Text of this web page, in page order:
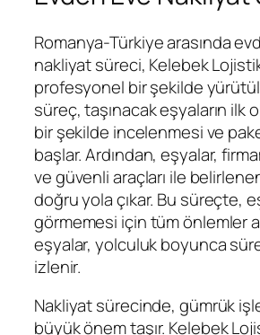
Romanya-Türkiye arasında
nakliyat süreci, Kelebek
profesyonel bir şekilde
süreç, taşınacak eşyaların ilk
bir şekilde incelenmesi ve
başlar. Ardından, eşyalar,
ve güvenli araçları ile
doğru yola çıkar. Bu süreçte,
görmemesi için tüm önlemler
eşyalar, yolculuk boyunca
izlenir.
Nakliyat sürecinde, gümrük
büyük önem taşır. Kelebek